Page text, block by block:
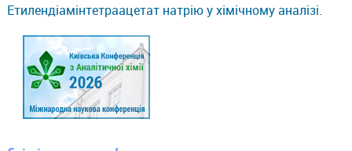
Етилендіамінтетраацетат натрію у хімічному аналізі.